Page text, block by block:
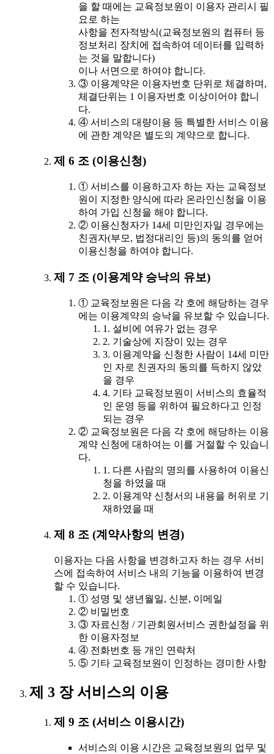
을 할 때에는 교육정보원이 이용자 관리시 필
요로 하는
사항을 전자적방식(교육정보원의 컴퓨터 등
정보처리 장치에 접속하여 데이터를 입력하
는 것을 말합니다)
이나 서면으로 하여야 합니다.
③ 이용계약은 이용자번호 단위로 체결하며,
체결단위는 1 이용자번호 이상이어야 합니
다.
④ 서비스의 대량이용 등 특별한 서비스 이용
에 관한 계약은 별도의 계약으로 합니다.
제 6 조 (이용신청)
① 서비스를 이용하고자 하는 자는 교육정보
원이 지정한 양식에 따라 온라인신청을 이용
하여 가입 신청을 해야 합니다.
② 이용신청자가 14세 미만인자일 경우에는
친권자(부모, 법정대리인 등)의 동의를 얻어
이용신청을 하여야 합니다.
제 7 조 (이용계약 승낙의 유보)
① 교육정보원은 다음 각 호에 해당하는 경우
에는 이용계약의 승낙을 유보할 수 있습니다.
1. 설비에 여유가 없는 경우
2. 기술상에 지장이 있는 경우
3. 이용계약을 신청한 사람이 14세 미만
인 자로 친권자의 동의를 득하지 않았
을 경우
4. 기타 교육정보원이 서비스의 효율적
인 운영 등을 위하여 필요하다고 인정
되는 경우
② 교육정보원은 다음 각 호에 해당하는 이용
계약 신청에 대하여는 이를 거절할 수 있습니
다.
1. 다른 사람의 명의를 사용하여 이용신
청을 하였을 때
2. 이용계약 신청서의 내용을 허위로 기
재하였을 때
제 8 조 (계약사항의 변경)
이용자는 다음 사항을 변경하고자 하는 경우 서비
스에 접속하여 서비스 내의 기능을 이용하여 변경
할 수 있습니다.
① 성명 및 생년월일, 신분, 이메일
② 비밀번호
③ 자료신청 / 기관회원서비스 권한설정을 위
한 이용자정보
④ 전화번호 등 개인 연락처
⑤ 기타 교육정보원이 인정하는 경미한 사항
제 3 장 서비스의 이용
제 9 조 (서비스 이용시간)
서비스의 이용 시간은 교육정보원의 업무 및